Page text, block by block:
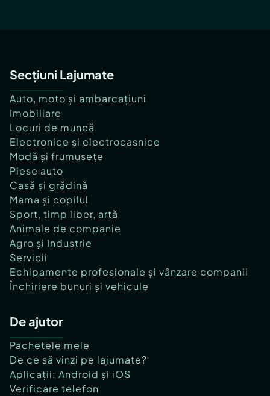
Secțiuni Lajumate
Auto, moto și ambarcațiuni
Imobiliare
Locuri de muncă
Electronice și electrocasnice
Modă și frumusețe
Piese auto
Casă și grădină
Mama și copilul
Sport, timp liber, artă
Animale de companie
Agro și Industrie
Servicii
Echipamente profesionale și vânzare companii
Închiriere bunuri și vehicule
De ajutor
Pachetele mele
De ce să vinzi pe lajumate?
Aplicații: Android și iOS
Verificare telefon